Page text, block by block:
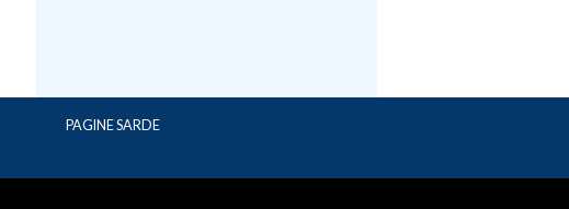
PAGINE SARDE